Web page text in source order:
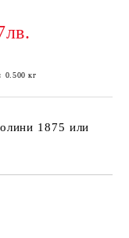
0.500 кг
1875 или